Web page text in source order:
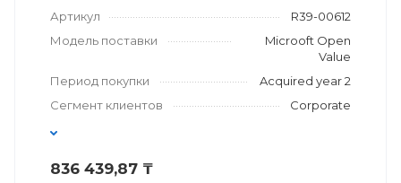
Артикул
R39-00612
Модель поставки
Microoft Open
Value
Период покупки
Acquired year 2
Сегмент клиентов
Corporate
836 439,87 ₸